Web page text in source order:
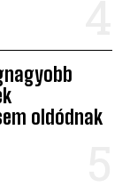
oldódnak